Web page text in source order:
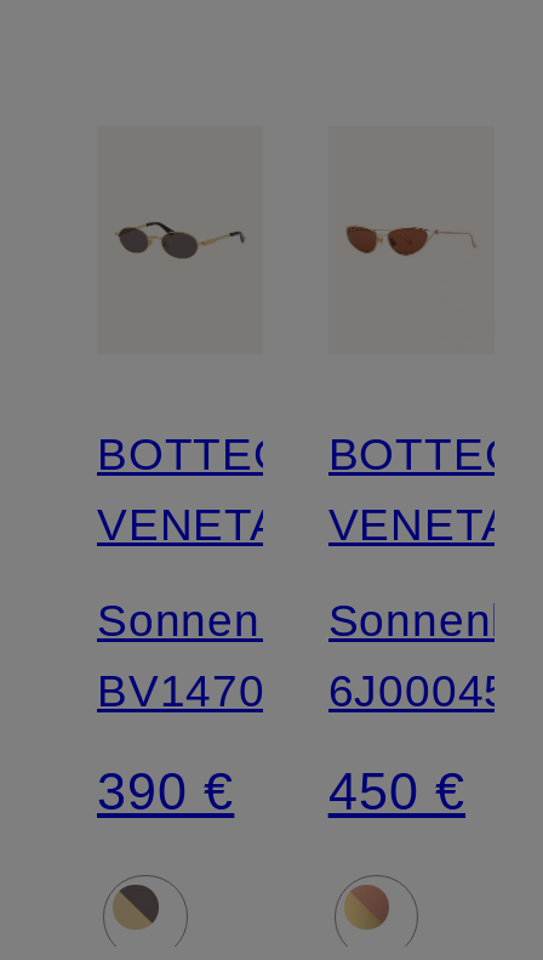
BOTTEGA
VENETA
Sonnenbrille
BV1470S
390 €
VENETA
6J000454
450 €